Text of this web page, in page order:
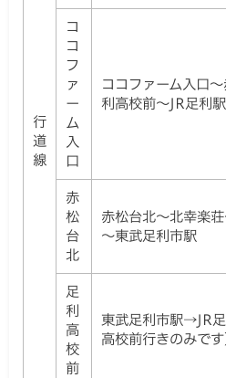
行
道
線
コ
コ
フ
ァ
ー
ム
入
口
ココファーム入口
利高校前～JR足利
赤
松
台
北
赤松台北～北幸楽
～東武足利市駅
足
利
高
校
前
東武足利市駅→JR
高校前行きのみです